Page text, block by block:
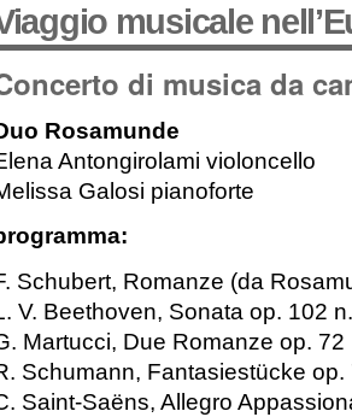
musicale
di musica da
Rosamunde
Antongirolami violoncello
Galosi pianoforte
Schubert, Romanze (da
V. Beethoven, Sonata op. 102
Martucci, Due Romanze op. 72
Schumann, Fantasiestücke op.
Saint-Saëns, Allegro